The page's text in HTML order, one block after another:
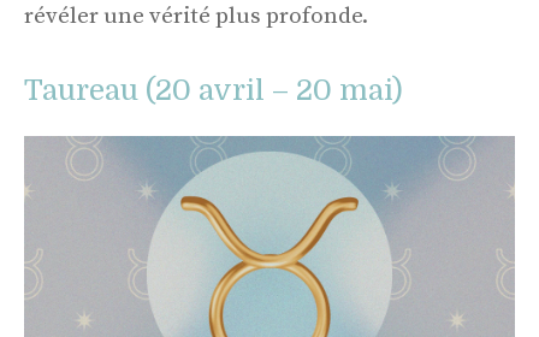
révéler une vérité plus profonde.
Taureau (20 avril – 20 mai)